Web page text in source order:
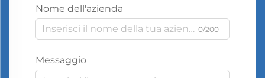
Nome dell'azienda
0/200
Messaggio